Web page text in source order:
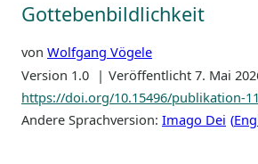
Gottebenbildlichkeit
von Wolfgang Vögele
Version 1.0
Veröffentlicht 7. Mai
https://doi.org/10.15496/publikation-
Andere Sprachversion: Imago Dei